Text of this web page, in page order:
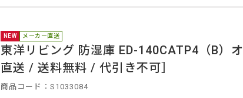
NEW メーカー直送
東洋リビング 防湿庫 ED-140CATP4（B）
直送 / 送料無料 / 代引き不可］
商品コード：S1033084